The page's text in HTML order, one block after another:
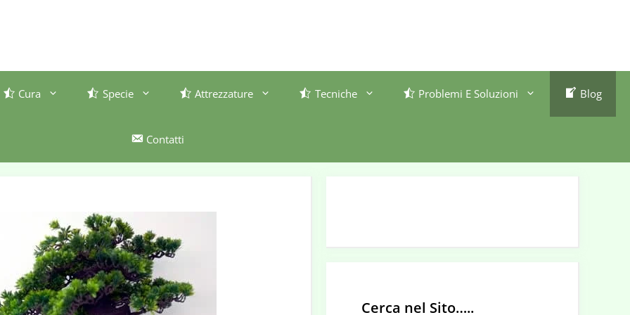
Cura Specie Attrezzature Tecniche Problemi E Soluzioni Blog
Contatti
Cerca nel Sito…..